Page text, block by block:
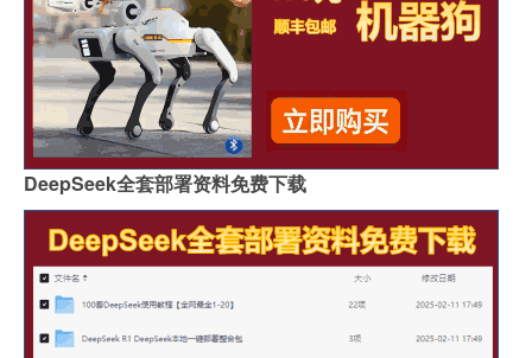
DeepSeek全套部署资料免费下载